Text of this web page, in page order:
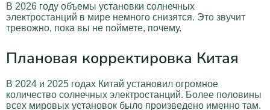
В 2026 году объемы установки солнечных
электростанций в мире немного снизятся. Это звучит
тревожно, пока вы не поймете, почему.
Плановая корректировка Китая
В 2024 и 2025 годах Китай установил огромное
количество солнечных электростанций. Более половины
всех мировых установок было произведено именно там.